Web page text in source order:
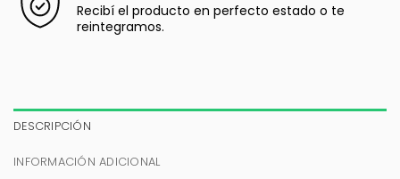
Recibí el producto en perfecto estado o te
reintegramos.
DESCRIPCIÓN
INFORMACIÓN ADICIONAL